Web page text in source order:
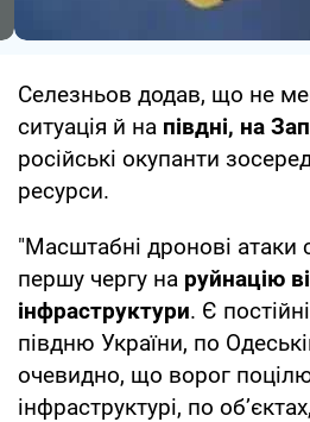
Селезньов додав, що не
ситуація й на півдні, на
російські окупанти
ресурси.
"Масштабні дронові атаки
першу чергу на руйнацію
інфраструктури. Є
півдню України, по
очевидно, що ворог
інфраструктурі, по